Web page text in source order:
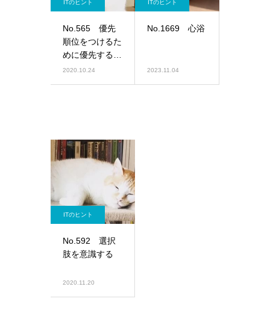
ITのヒント
No.565 優先
順位をつけるた
めに優先するこ
と
2020.10.24
ITのヒント
No.1669 心浴
2023.11.04
ITのヒント
No.592 選択
肢を意識する
2020.11.20